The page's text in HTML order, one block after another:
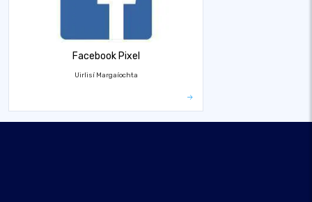
Facebook Pixel
Uirlisí Margaíochta